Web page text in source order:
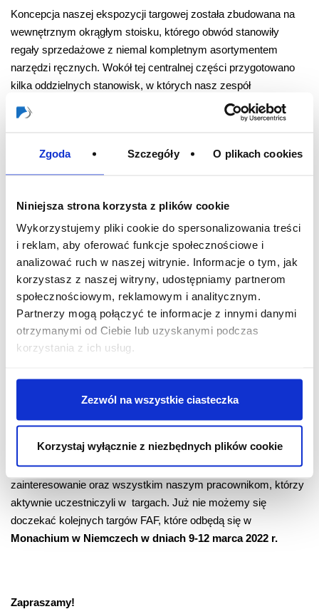
Zgoda Szczegóły O plikach cookies
Niniejsza strona korzysta z plików cookie
Wykorzystujemy pliki cookie do spersonalizowania treści
i reklam, aby oferować funkcje społecznościowe i
analizować ruch w naszej witrynie. Informacje o tym, jak
korzystasz z naszej witryny, udostępniamy partnerom
społecznościowym, reklamowym i analitycznym.
Partnerzy mogą połączyć te informacje z innymi danymi
otrzymanymi od Ciebie lub uzyskanymi podczas
korzystania z ich usług.
Zezwól na wszystkie ciasteczka
Korzystaj wyłącznie z niezbędnych plików cookie
Koncepcja naszej ekspozycji targowej została zbudowana na
wewnętrznym okrągłym stoisku, którego obwód stanowiły
regały sprzedażowe z niemal kompletnym asortymentem
narzędzi ręcznych. Wokół tej centralnej części przygotowano
kilka oddzielnych stanowisk, w których nasz zespół
specjalistów, demonstrował w praktyce technologię STORCH,
np. wycinanie płyt KG, nakładanie farb i tynków (airless i
rosy,…), czyszczenie powierzchni, usuwanie starych powłok
malarskich.
Prezentacje na żywo, cieszyły się dużym zainteresowaniem nie
tylko samych zwiedzających, a także innych wystawców.
Goście doceniali również możliwość osobistego wypróbowania
wszystkich prezentowanych urządzeń i tym samym
przekonania się o jakości ich wykonania, wydajności,
niezawodności i wysokiej wartości użytkowej.
Bardzo się cieszymy, że goście z Polski często pojawiali się
wśród gości targowych, którzy przyjechali z ponad 110 krajów
się, że mogliśmy powitać na stoisku naszych klientów i
przedstawić im nie tylko nowości w asortymencie, ale także
trendy, które będą miały wpływ na całą naszą branżę w ciągu
Chcielibyśmy podziękować wszystkim odwiedzającym za
zainteresowanie oraz wszystkim naszym pracownikom, którzy
aktywnie uczestniczyli w targach. Już nie możemy się
doczekać kolejnych targów FAF, które odbędą się w
Monachium w Niemczech w dniach 9-12 marca 2022 r.
Zapraszamy!